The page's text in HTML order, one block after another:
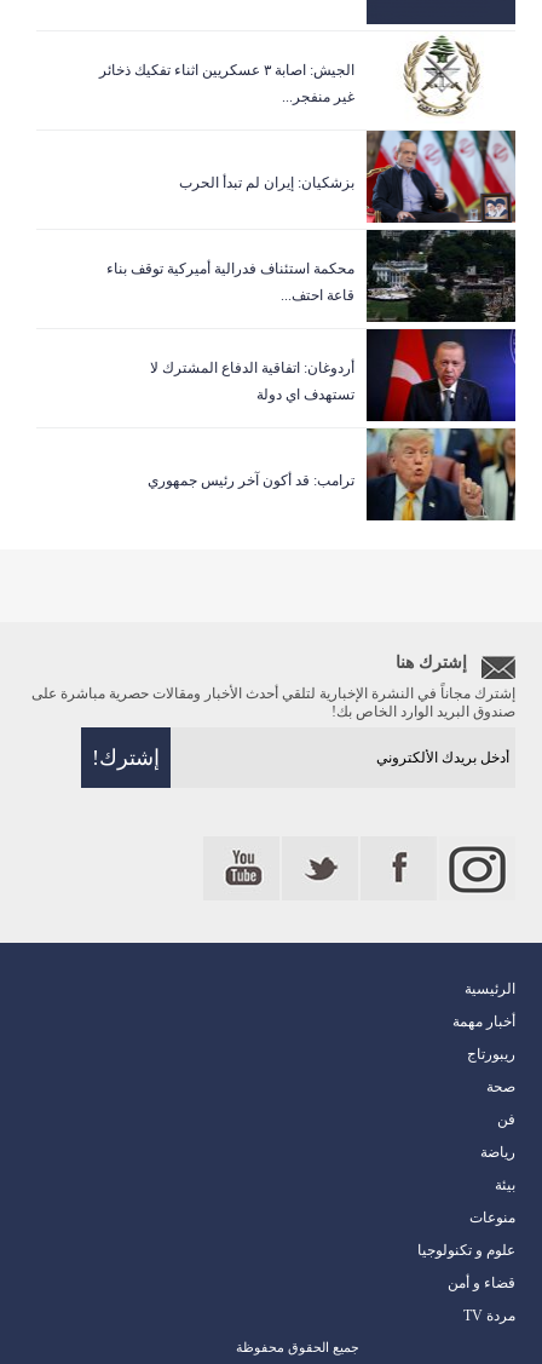
الجيش: اصابة ٣ عسكريين اثناء تفكيك ذخائر
غير منفجر...
بزشكيان: إيران لم تبدأ الحرب
‏محكمة استئناف فدرالية أميركية توقف بناء
قاعة احتف...
أردوغان: اتفاقية الدفاع المشترك لا
تستهدف اي دولة
ترامب: قد أكون آخر رئيس جمهوري
إشترك هنا
إشترك مجاناً في النشرة الإخبارية لتلقي أحدث الأخبار ومقالات حصرية مباشرة على
صندوق البريد الوارد الخاص بك!
الرئيسية
أخبار مهمة
ريبورتاج
صحة
فن
رياضة
بيئة
منوعات
علوم و تكنولوجيا
قضاء و أمن
مردة TV
جميع الحقوق محفوظة